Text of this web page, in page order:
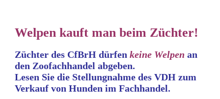
Welpen kauft man beim Züchter!
Züchter des CfBrH dürfen keine Welpen an
den Zoofachhandel abgeben.
Lesen Sie die Stellungnahme des VDH zum
Verkauf von Hunden im Fachhandel.